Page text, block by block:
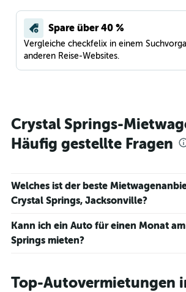
Spare über 40 %
Vergleiche checkfelix in einem
anderen Reise-Websites.
Crystal Springs-
Häufig gestellte Fragen
Welches ist der beste
Crystal Springs, Jacksonville?
Kann ich ein Auto für einen Monat
Springs mieten?
Top-Autovermietungen